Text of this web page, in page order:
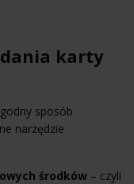
karty
sposób
narzędzie
środków – czyli